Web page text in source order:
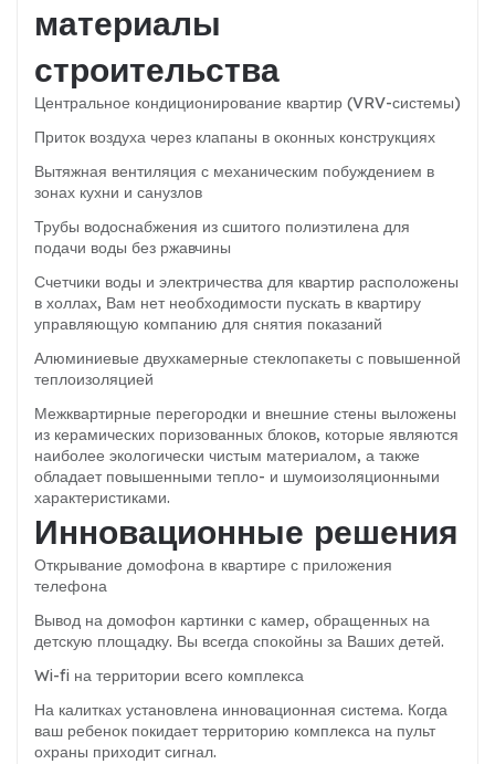
материалы
строительства
Центральное кондиционирование квартир (VRV-системы)
Приток воздуха через клапаны в оконных конструкциях
Вытяжная вентиляция с механическим побуждением в
зонах кухни и санузлов
Трубы водоснабжения из сшитого полиэтилена для
подачи воды без ржавчины
Счетчики воды и электричества для квартир расположены
в холлах, Вам нет необходимости пускать в квартиру
управляющую компанию для снятия показаний
Алюминиевые двухкамерные стеклопакеты с повышенной
теплоизоляцией
Межквартирные перегородки и внешние стены выложены
из керамических поризованных блоков, которые являются
наиболее экологически чистым материалом, а также
обладает повышенными тепло- и шумоизоляционными
характеристиками.
Инновационные решения
Открывание домофона в квартире с приложения
телефона
Вывод на домофон картинки с камер, обращенных на
детскую площадку. Вы всегда спокойны за Ваших детей.
Wi-fi на территории всего комплекса
На калитках установлена инновационная система. Когда
ваш ребенок покидает территорию комплекса на пульт
охраны приходит сигнал.